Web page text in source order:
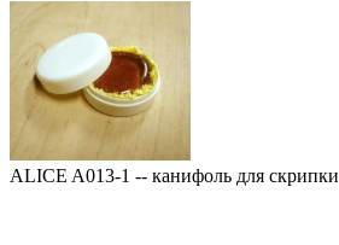
ALICE A013-1 -- канифоль для скрипки